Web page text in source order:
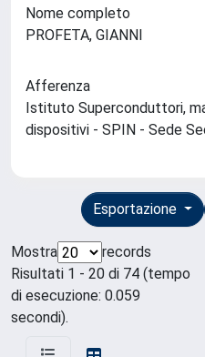
Nome completo
PROFETA, GIANNI
Afferenza
Istituto Superconduttori,
dispositivi - SPIN - Sede
Esportazione
Mostra
records
Risultati 1 - 20 di 74 (tempo
di esecuzione: 0.059
secondi).